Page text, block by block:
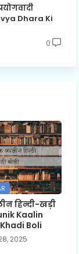
Dhara Ki
0
हिन्दी-खड़ी
Kaalin
Boli
2025